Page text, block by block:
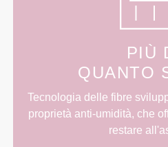
PIÙ
QUANTO
Tecnologia delle fibre
proprietà anti-umidità, che
restare